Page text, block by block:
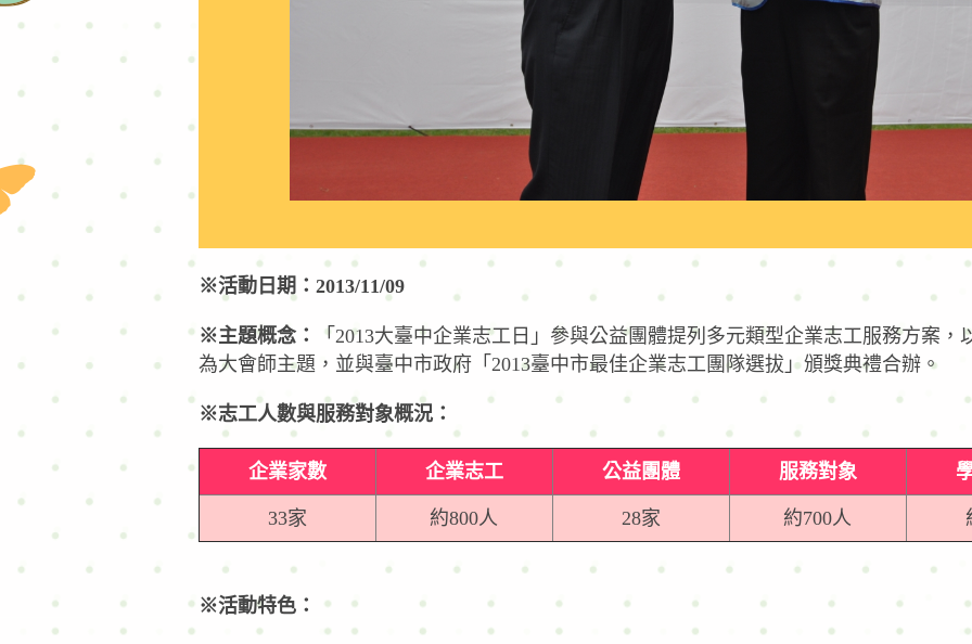
※活動日期：2013/11/09
※主題概念：
「2013大臺中企業志工日」參與公益團體提列多元類型企業志工服務方案
為大會師主題，並與臺中市政府「2013臺中市最佳企業志工團隊選拔」頒獎典禮合辦。
※志工人數與服務對象概況：
企業家數 企業志工 公益團體 服務對象
33家 約800人 28家 約700人
※活動特色：